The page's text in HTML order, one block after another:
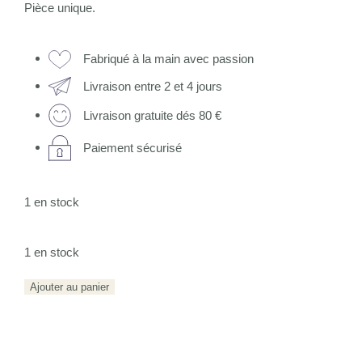
Pièce unique.
Fabriqué à la main avec passion
Livraison entre 2 et 4 jours
Livraison gratuite dés 80 €
Paiement sécurisé
1 en stock
1 en stock
quantité
Ajouter au panier